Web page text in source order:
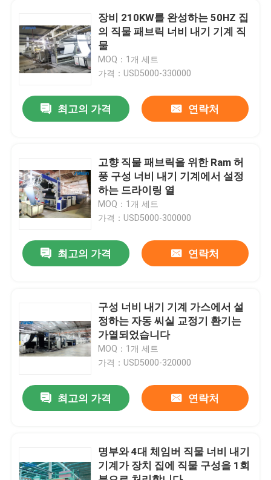
우리에 대하여
공장 여행
연락주세요
인용문을 요구하세요
직물 너비 내기 기계
구성 너비 내기 기계
장비 210KW를 완성하는 50HZ 집
의 직물 패브릭 너비 내기 기계 직
물
MOQ：1개 세트
가격：USD5000-330000
최고의 가격 연락처
고향 직물 패브릭을 위한 Ram 허
풍 구성 너비 내기 기계에서 설정
하는 드라이링 열
MOQ：1개 세트
가격：USD5000-300000
최고의 가격 연락처
구성 너비 내기 기계 가스에서 설
정하는 자동 씨실 교정기 환기는
가열되었습니다
MOQ：1개 세트
가격：USD5000-320000
최고의 가격 연락처
명부와 4대 체임버 직물 너비 내기
기계가 장치 집에 직물 구성을 1회